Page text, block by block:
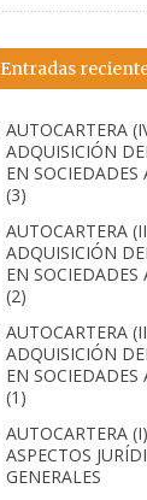
Entradas
AUTOCARTERA
ADQUISICIÓN
EN
(3)
AUTOCARTERA
ADQUISICIÓN
EN
(2)
AUTOCARTERA
ADQUISICIÓN
EN
(1)
AUTOCARTERA
ASPECTOS
GENERALES